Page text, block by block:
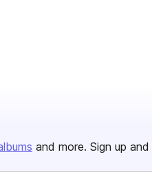
and more. Sign up and